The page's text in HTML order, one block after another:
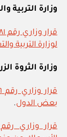
وزارة التربية
لوزارة التربية
وزارة الثروة
بعض الدول.